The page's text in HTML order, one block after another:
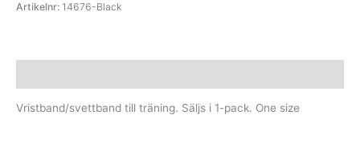
Artikelnr: 14676-Black
Vristband/svettband till träning. Säljs i 1-pack. One size